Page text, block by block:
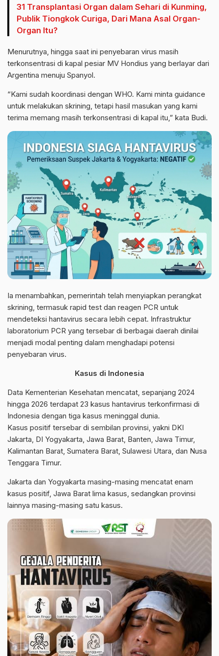
31 Transplantasi Organ dalam Sehari di Kunming,
Publik Tiongkok Curiga, Dari Mana Asal Organ-
Organ Itu?
Menurutnya, hingga saat ini penyebaran virus masih
terkonsentrasi di kapal pesiar MV Hondius yang berlayar dari
Argentina menuju Spanyol.
“Kami sudah koordinasi dengan WHO. Kami minta guidance
untuk melakukan skrining, tetapi hasil masukan yang kami
terima memang masih terkonsentrasi di kapal itu,” kata Budi.
Ia menambahkan, pemerintah telah menyiapkan perangkat
skrining, termasuk rapid test dan reagen PCR untuk
mendeteksi hantavirus secara lebih cepat. Infrastruktur
laboratorium PCR yang tersebar di berbagai daerah dinilai
menjadi modal penting dalam menghadapi potensi
penyebaran virus.
Kasus di Indonesia
Data Kementerian Kesehatan mencatat, sepanjang 2024
hingga 2026 terdapat 23 kasus hantavirus terkonfirmasi di
Indonesia dengan tiga kasus meninggal dunia.
Kasus positif tersebar di sembilan provinsi, yakni DKI
Jakarta, DI Yogyakarta, Jawa Barat, Banten, Jawa Timur,
Kalimantan Barat, Sumatera Barat, Sulawesi Utara, dan Nusa
Tenggara Timur.
Jakarta dan Yogyakarta masing-masing mencatat enam
kasus positif, Jawa Barat lima kasus, sedangkan provinsi
lainnya masing-masing satu kasus.